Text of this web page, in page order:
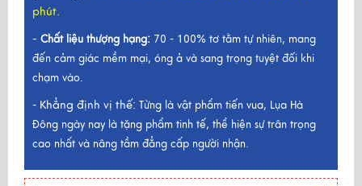
phút.
- Chất liệu thượng hạng: 70 - 100% tơ tằm tự nhiên, mang
đến cảm giác mềm mại, óng ả và sang trọng tuyệt đối khi
chạm vào.
- Khẳng định vị thế: Từng là vật phẩm tiến vua, Lụa Hà
Đông ngày nay là tặng phẩm tinh tế, thể hiện sự trân trọng
cao nhất và nâng tầm đẳng cấp người nhận.